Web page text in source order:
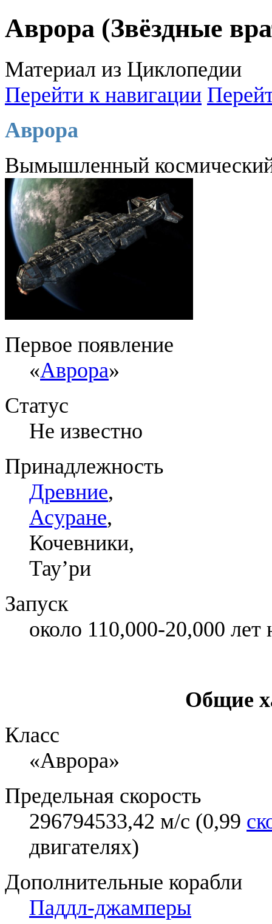
Аврора (Звёздные
Материал из Циклопедии
Перейти к навигации
Аврора
Вымышленный космический
Первое появление
«Аврора»
Статус
Не известно
Принадлежность
Древние,
Асуране,
Кочевники,
Тау’ри
Запуск
около 110,000-20,000 лет
Общие
Класс
«Аврора»
Предельная скорость
296794533,42 м/с (0,99
двигателях)
Дополнительные корабли
Паддл-джамперы